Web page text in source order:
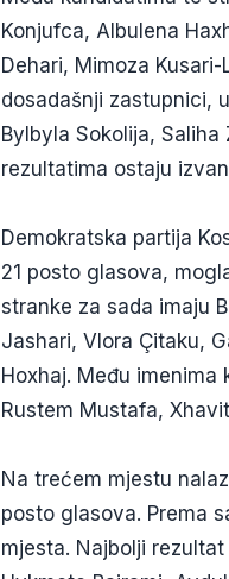
Konjufca, Albulena
Dehari, Mimoza
dosadašnji zastupnici,
Bylbyla Sokolija,
rezultatima ostaju
Demokratska partija
21 posto glasova,
stranke za sada imaju
Jashari, Vlora Çitaku,
Hoxhaj. Među
Rustem Mustafa,
Na trećem mjestu
posto glasova. Prema
mjesta. Najbolji